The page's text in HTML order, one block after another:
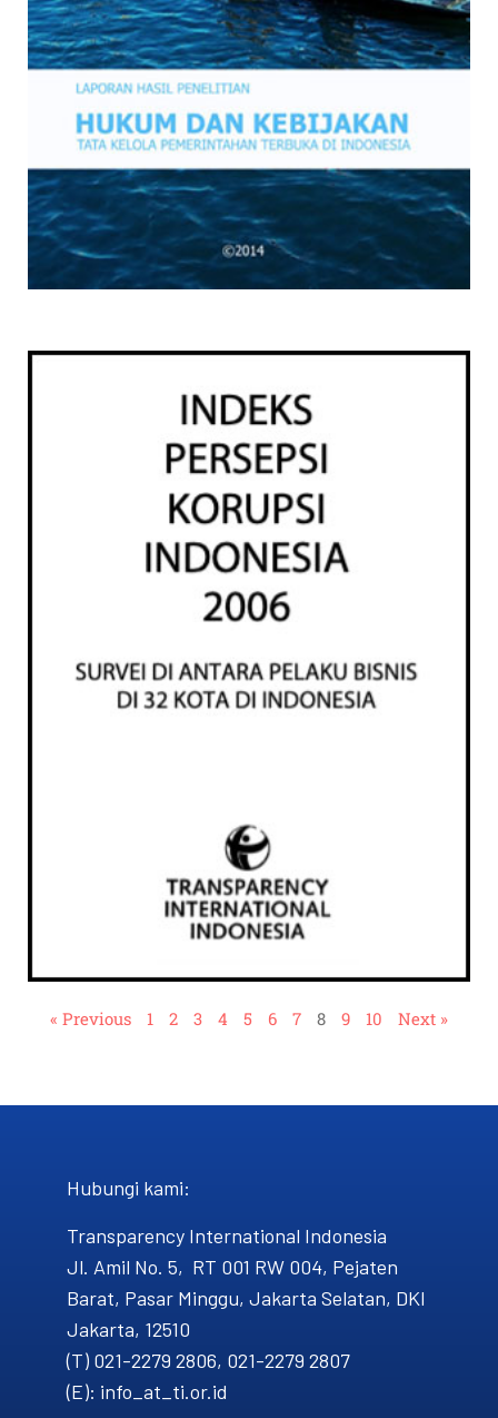
« Previous 1 2 3 4 5 6 7 8 9 10 Next »
Hubungi kami​:
Transparency International Indonesia
Jl. Amil No. 5, RT 001 RW 004, Pejaten
Barat, Pasar Minggu, Jakarta Selatan, DKI
Jakarta, 12510
(T) 021-2279 2806, 021-2279 2807
(E): info_at_ti.or.id